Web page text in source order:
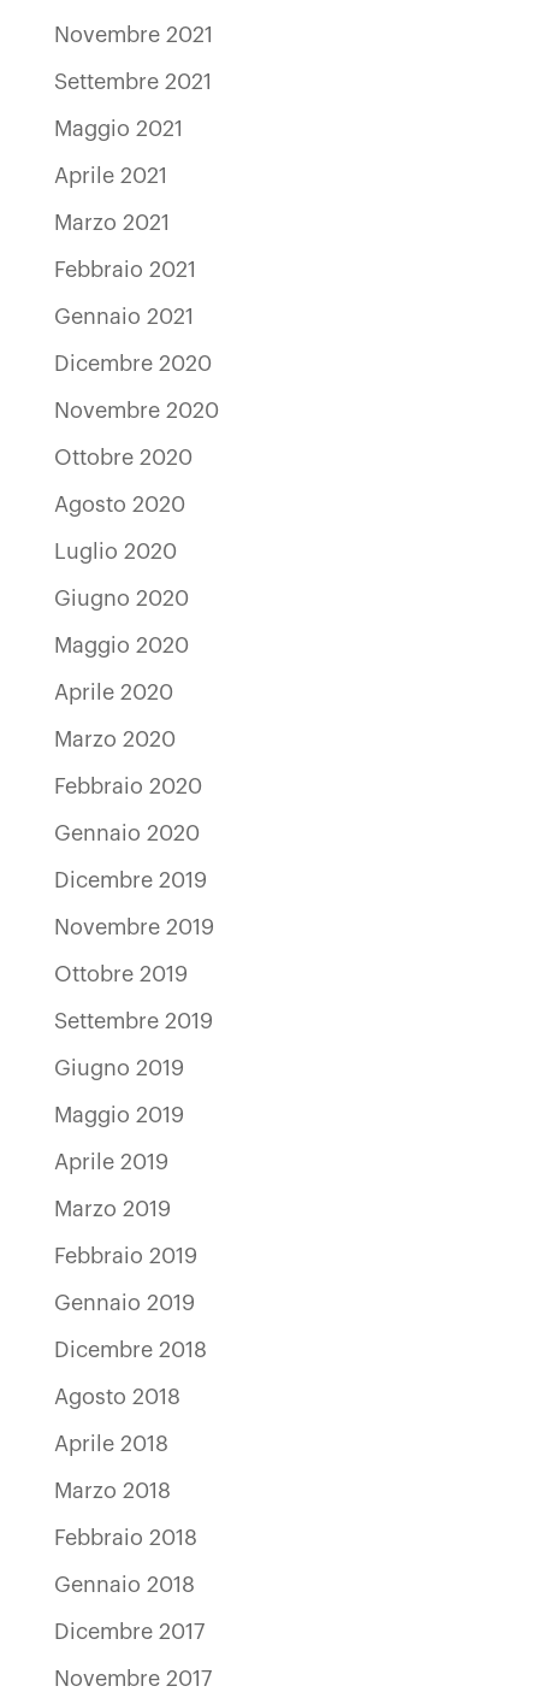
Novembre 2021
Settembre 2021
Maggio 2021
Aprile 2021
Marzo 2021
Febbraio 2021
Gennaio 2021
Dicembre 2020
Novembre 2020
Ottobre 2020
Agosto 2020
Luglio 2020
Giugno 2020
Maggio 2020
Aprile 2020
Marzo 2020
Febbraio 2020
Gennaio 2020
Dicembre 2019
Novembre 2019
Ottobre 2019
Settembre 2019
Giugno 2019
Maggio 2019
Aprile 2019
Marzo 2019
Febbraio 2019
Gennaio 2019
Dicembre 2018
Agosto 2018
Aprile 2018
Marzo 2018
Febbraio 2018
Gennaio 2018
Dicembre 2017
Novembre 2017